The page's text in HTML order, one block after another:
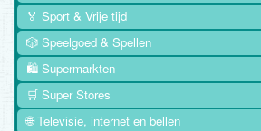
🏅 Sport & Vrije tijd
🎲 Speelgoed & Spellen
🛍️ Supermarkten
🛒 Super Stores
🌐 Televisie, internet en bellen